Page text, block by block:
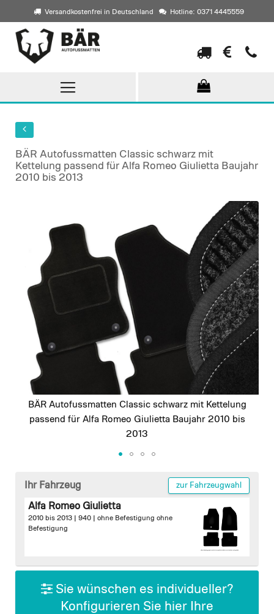
Versandkostenfrei in Deutschland Hotline: 0371 4445559
Direkt
zum
Inhalt
BÄR Autofussmatten Classic schwarz mit
Kettelung passend für Alfa Romeo Giulietta Baujahr
2010 bis 2013
images
gallery
BÄR Autofussmatten Classic schwarz mit Kettelung
passend für Alfa Romeo Giulietta Baujahr 2010 bis
2013
beginning
gallery
Ihr Fahrzeug zur Fahrzeugwahl
Alfa Romeo Giulietta
2010 bis 2013 | 940 | ohne Befestigung ohne
Befestigung
Sie wünschen es individueller?
Konfigurieren Sie hier Ihre